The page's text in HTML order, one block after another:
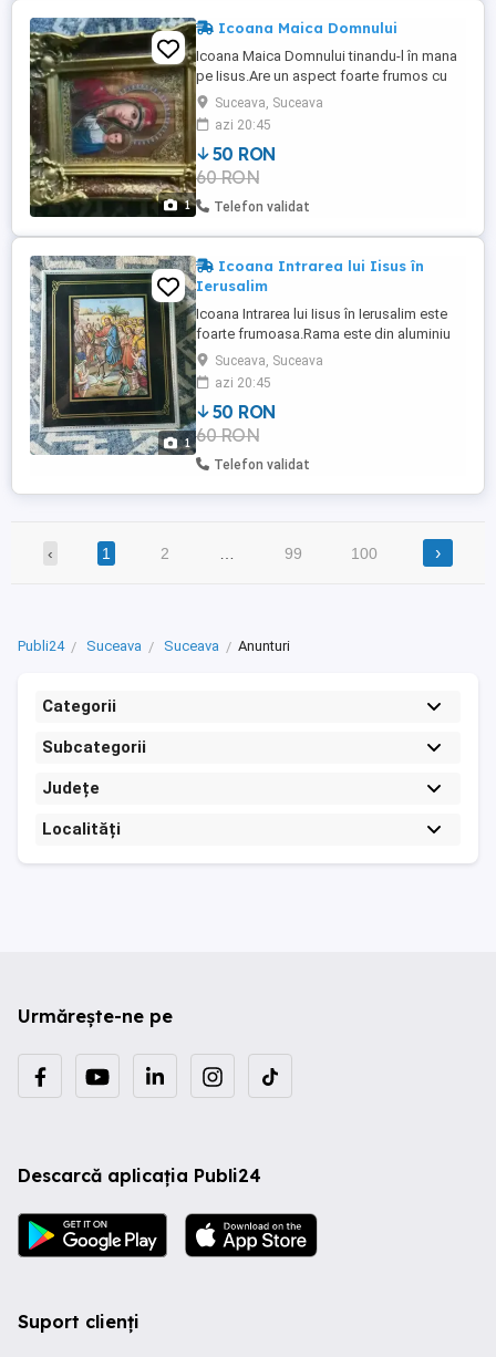
1
Icoana Maica Domnului
Icoana Maica Domnului tinandu-l în mana
pe Iisus.Are un aspect foarte frumos cu
gravura.
Suceava, Suceava
azi 20:45
50 RON
60 RON
Telefon validat
1
Icoana Intrarea lui Iisus în
Ierusalim
Icoana Intrarea lui Iisus în Ierusalim este
foarte frumoasa.Rama este din aluminiu
pe un fond negru.
Suceava, Suceava
azi 20:45
50 RON
60 RON
Telefon validat
‹ 1 2 99 100 ›
Publi24 Suceava Suceava Anunturi
Categorii
Subcategorii
Județe
Localități
Urmărește-ne pe
Descarcă aplicația Publi24
Suport clienți